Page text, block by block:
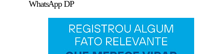
WhatsApp DP